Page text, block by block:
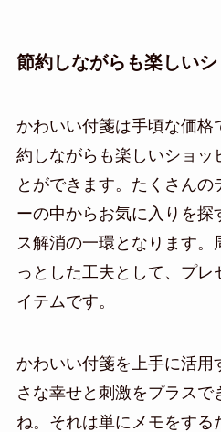
節約しながらも楽しい
かわいい付箋は手頃な価格
約しながらも楽しいショッ
とができます。たくさんの
ーの中からお気に入りを探
ス解消の一環となります。
っとした工夫として、プレ
イテムです。
かわいい付箋を上手に活用
さな幸せと刺激をプラスで
ね。それは単にメモをする